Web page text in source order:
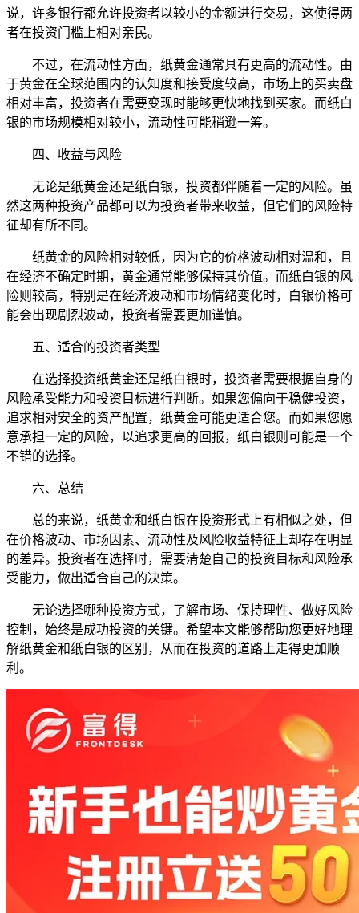
说，许多银行都允许投资者以较小的金额进行交易，这使得两
者在投资门槛上相对亲民。
不过，在流动性方面，纸黄金通常具有更高的流动性。由
于黄金在全球范围内的认知度和接受度较高，市场上的买卖盘
相对丰富，投资者在需要变现时能够更快地找到买家。而纸白
银的市场规模相对较小，流动性可能稍逊一筹。
四、收益与风险
无论是纸黄金还是纸白银，投资都伴随着一定的风险。虽
然这两种投资产品都可以为投资者带来收益，但它们的风险特
征却有所不同。
纸黄金的风险相对较低，因为它的价格波动相对温和，且
在经济不确定时期，黄金通常能够保持其价值。而纸白银的风
险则较高，特别是在经济波动和市场情绪变化时，白银价格可
能会出现剧烈波动，投资者需要更加谨慎。
五、适合的投资者类型
在选择投资纸黄金还是纸白银时，投资者需要根据自身的
风险承受能力和投资目标进行判断。如果您偏向于稳健投资，
追求相对安全的资产配置，纸黄金可能更适合您。而如果您愿
意承担一定的风险，以追求更高的回报，纸白银则可能是一个
不错的选择。
六、总结
总的来说，纸黄金和纸白银在投资形式上有相似之处，但
在价格波动、市场因素、流动性及风险收益特征上却存在明显
的差异。投资者在选择时，需要清楚自己的投资目标和风险承
受能力，做出适合自己的决策。
无论选择哪种投资方式，了解市场、保持理性、做好风险
控制，始终是成功投资的关键。希望本文能够帮助您更好地理
解纸黄金和纸白银的区别，从而在投资的道路上走得更加顺
利。